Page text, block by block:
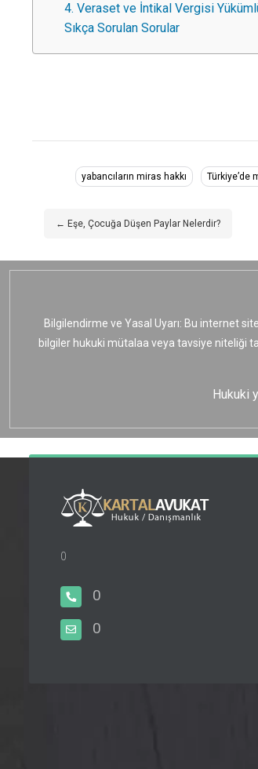
4. Veraset ve İntikal Vergisi
Sıkça Sorulan Sorular
yabancıların miras hakkı Türkiye’de
← Eşe, Çocuğa Düşen Paylar Nelerdir?
Bilgilendirme ve Yasal Uyarı: Bu internet
bilgiler hukuki mütalaa veya tavsiye niteliği
Hukuki
0
0
0